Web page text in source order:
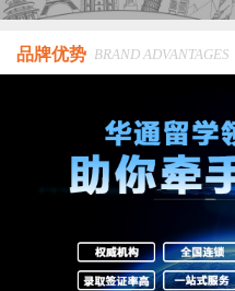
品牌优势 BRAND ADVANTAGES